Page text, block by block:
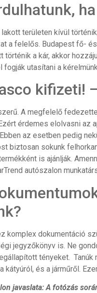
lakott területen kívül
a felelős. Budapest fő-
történik a kár, akkor
fogják utasítani a
kifizeti!
A megfelelő
érdemes elolvasni az
az esetben pedig
biztosan sokunk
is ajánlják.
autószalon
komplex dokumentáció
jegyzőkönyv is. Ne
tényeket. Tanúk
kátyúról, és a járműről.
javaslata: A fotózás